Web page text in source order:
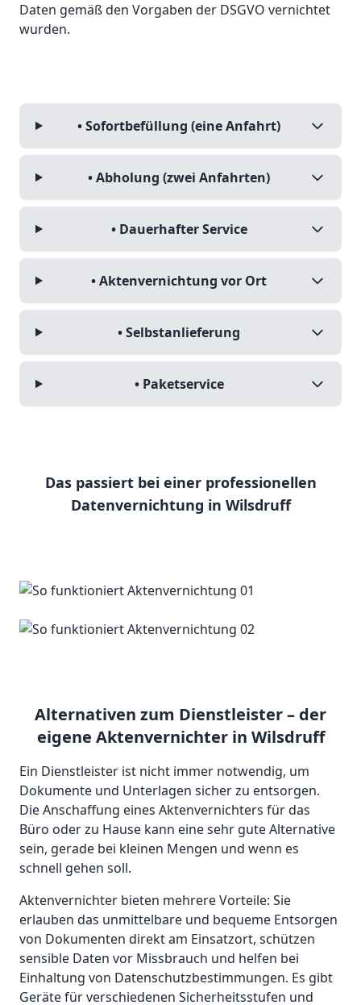
Daten gemäß den Vorgaben der DSGVO vernichtet
wurden.
• Sofortbefüllung (eine Anfahrt)
• Abholung (zwei Anfahrten)
• Dauerhafter Service
• Aktenvernichtung vor Ort
• Selbstanlieferung
• Paketservice
Das passiert bei einer professionellen
Datenvernichtung in Wilsdruff
Alternativen zum Dienstleister – der
eigene Aktenvernichter in Wilsdruff
Ein Dienstleister ist nicht immer notwendig, um
Dokumente und Unterlagen sicher zu entsorgen.
Die Anschaffung eines Aktenvernichters für das
Büro oder zu Hause kann eine sehr gute Alternative
sein, gerade bei kleinen Mengen und wenn es
schnell gehen soll.
Aktenvernichter bieten mehrere Vorteile: Sie
erlauben das unmittelbare und bequeme Entsorgen
von Dokumenten direkt am Einsatzort, schützen
sensible Daten vor Missbrauch und helfen bei
Einhaltung von Datenschutzbestimmungen. Es gibt
Geräte für verschiedenen Sicherheitsstufen und